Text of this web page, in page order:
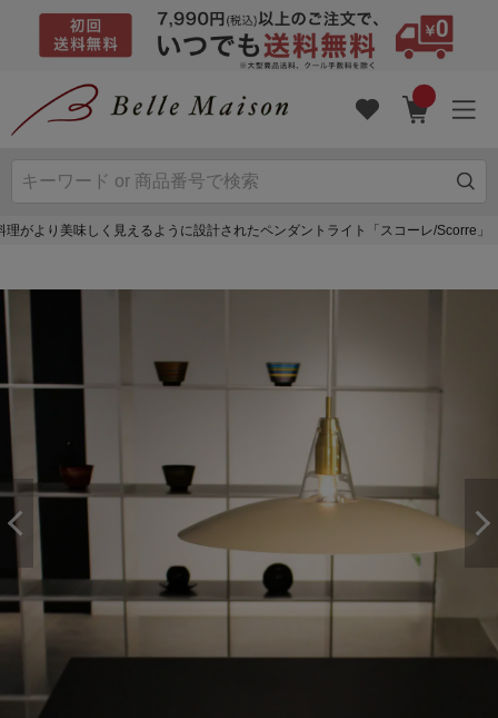
理がより美味しく見えるように設計されたペンダントライト「スコーレ/Scorre」